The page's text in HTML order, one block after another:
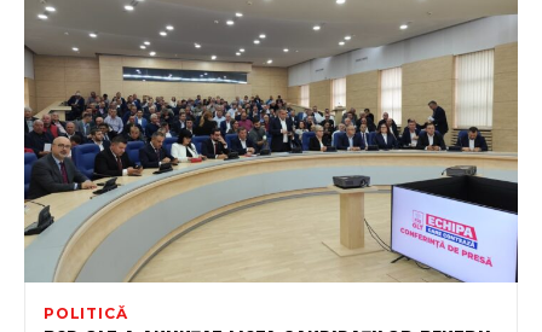
POLITICĂ